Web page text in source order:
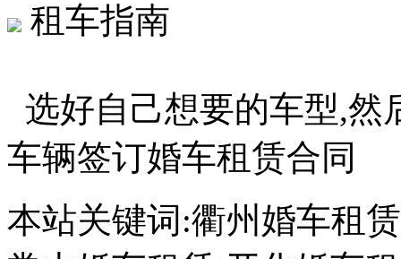
租车指南
选好自己想要的车型,然
车辆签订婚车租赁合同
本站关键词:衢州婚车租